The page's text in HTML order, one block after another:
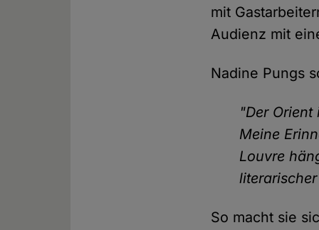
mit
Audienz mit
Nadine Pungs
"Der
Meine
Louvre
So macht sie